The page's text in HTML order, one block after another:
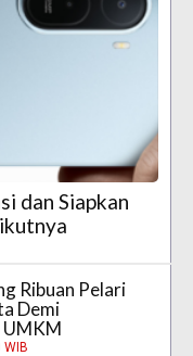
dan Siapkan
Ribuan Pelari
Demi
UMKM